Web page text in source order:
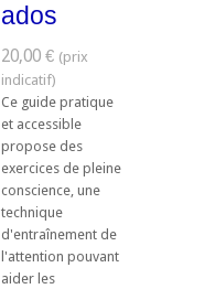
ados
20,00 €
Ce guide pratique
et accessible
propose des
exercices de pleine
conscience, une
technique
d'entraînement de
l'attention pouvant
aider les